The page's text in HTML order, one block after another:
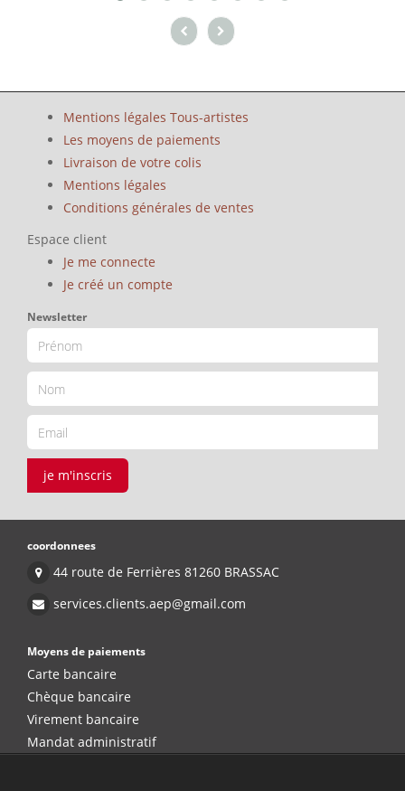
Mentions légales Tous-artistes
Les moyens de paiements
Livraison de votre colis
Mentions légales
Conditions générales de ventes
Espace client
Je me connecte
Je créé un compte
Newsletter
je m'inscris
coordonnees
44 route de Ferrières 81260 BRASSAC
services.clients.aep@gmail.com
Moyens de paiements
Carte bancaire
Chèque bancaire
Virement bancaire
Mandat administratif